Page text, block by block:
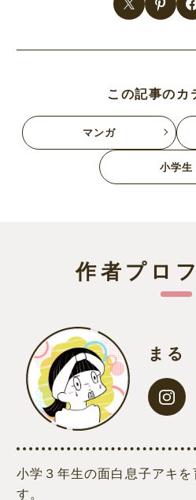
この記事のカ
マンガ
小学生
作者プロ
まる
小学３年生の面白息子アキ
す。